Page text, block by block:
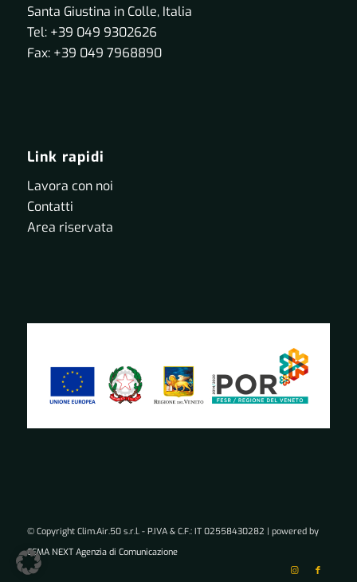
Santa Giustina in Colle, Italia
Tel: +39 049 9302626
Fax: +39 049 7968890
Link rapidi
Lavora con noi
Contatti
Area riservata
© Copyright Clim.Air.50 s.r.l. - P.IVA & C.F.: IT 02558430282 | powered by
CEMA NEXT Agenzia di Comunicazione